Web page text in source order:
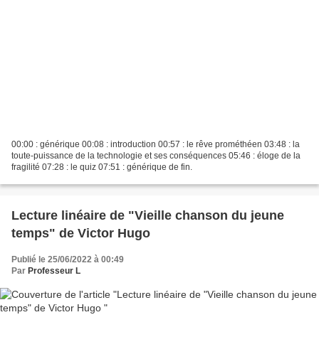
00:00 : générique 00:08 : introduction 00:57 : le rêve prométhéen 03:48 : la
toute-puissance de la technologie et ses conséquences 05:46 : éloge de la
fragilité 07:28 : le quiz 07:51 : générique de fin.
Lecture linéaire de "Vieille chanson du jeune
temps" de Victor Hugo
Publié le 25/06/2022 à 00:49
Par Professeur L